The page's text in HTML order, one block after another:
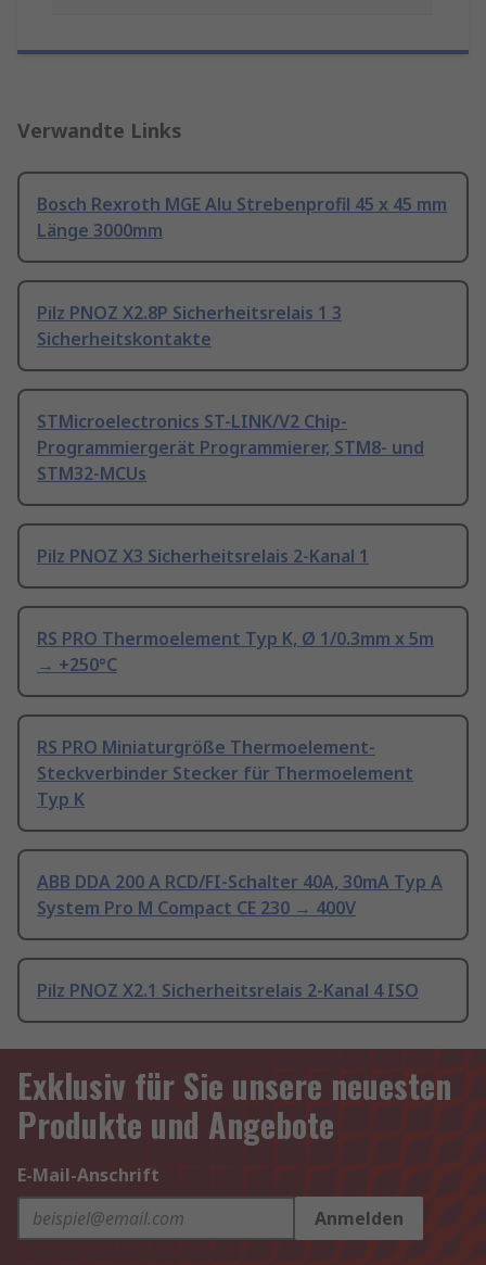
Verwandte Links
Bosch Rexroth MGE Alu Strebenprofil 45 x 45 mm
Länge 3000mm
Pilz PNOZ X2.8P Sicherheitsrelais 1 3
Sicherheitskontakte
STMicroelectronics ST-LINK/V2 Chip-
Programmiergerät Programmierer, STM8- und
STM32-MCUs
Pilz PNOZ X3 Sicherheitsrelais 2-Kanal 1
RS PRO Thermoelement Typ K, Ø 1/0.3mm x 5m
→ +250°C
RS PRO Miniaturgröße Thermoelement-
Steckverbinder Stecker für Thermoelement
Typ K
ABB DDA 200 A RCD/FI-Schalter 40A, 30mA Typ A
System Pro M Compact CE 230 → 400V
Pilz PNOZ X2.1 Sicherheitsrelais 2-Kanal 4 ISO
Exklusiv für Sie unsere neuesten
Produkte und Angebote
E-Mail-Anschrift
Anmelden